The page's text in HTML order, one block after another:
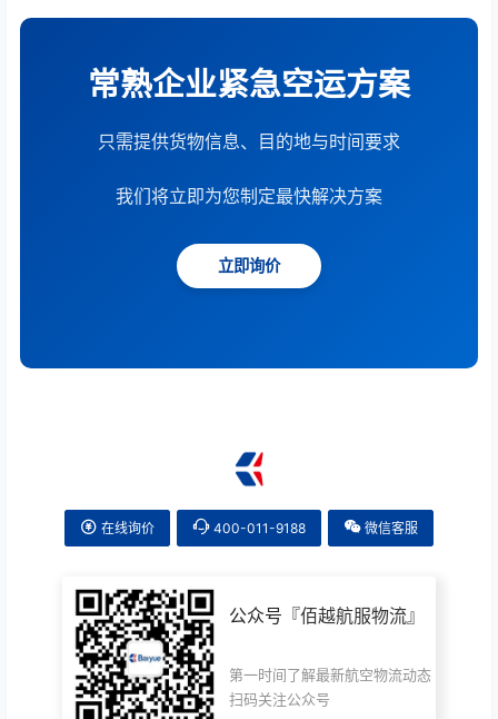
常熟企业紧急空运方案
只需提供货物信息、目的地与时间要求
我们将立即为您制定最快解决方案
立即询价
在线询价 400-011-9188 微信客服
公众号『佰越航服物流』
第一时间了解最新航空物流动态
扫码关注公众号